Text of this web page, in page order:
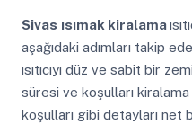
Sivas ısımak kiralama
aşağıdaki adımları takip
ısıtıcıyı düz ve sabit bir
süresi ve koşulları
koşulları gibi detayları